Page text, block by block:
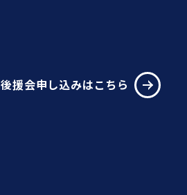
後援会申し込みはこちら